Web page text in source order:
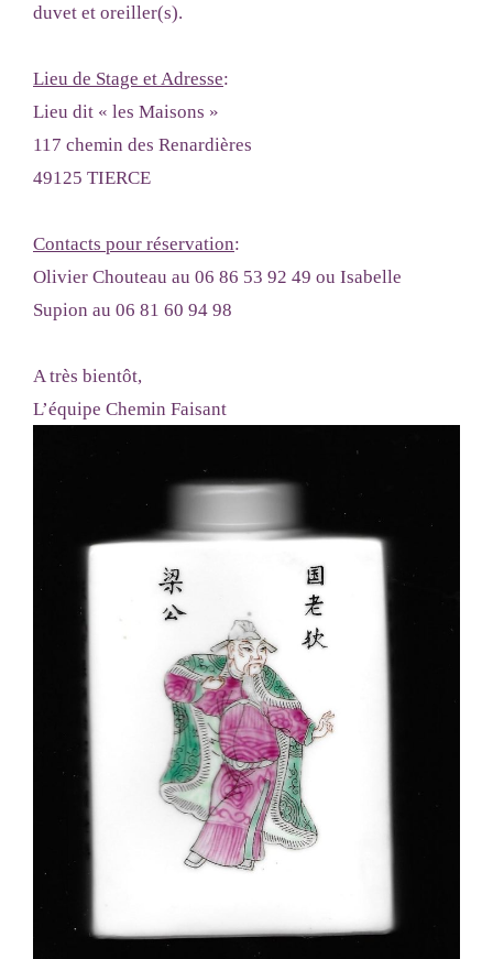
duvet et oreiller(s).
Lieu de Stage et Adresse:
Lieu dit « les Maisons »
117 chemin des Renardières
49125 TIERCE
Contacts pour réservation:
Olivier Chouteau au 06 86 53 92 49 ou Isabelle
Supion au 06 81 60 94 98
A très bientôt,
L’équipe Chemin Faisant